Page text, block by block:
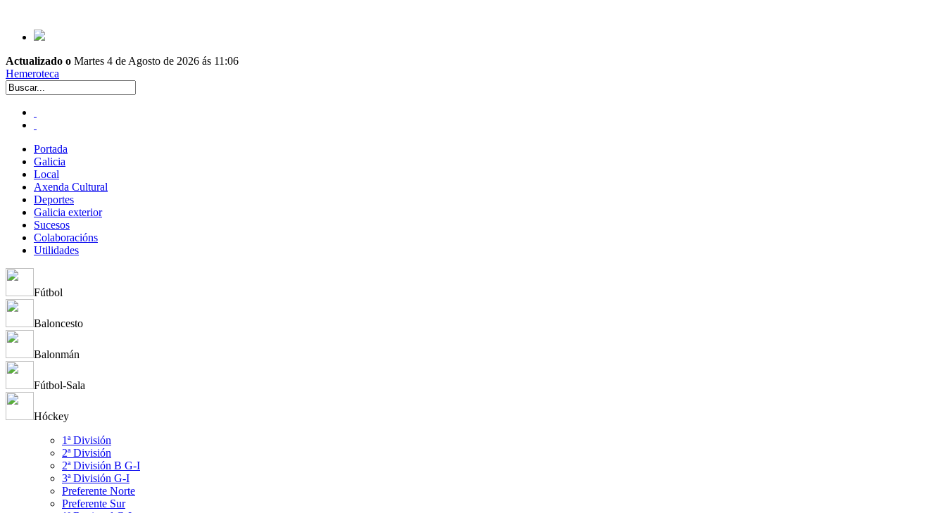
Actualizado o Martes 4 de Agosto de 2026 ás 11:06
Hemeroteca
Portada
Galicia
Local
Axenda Cultural
Deportes
Galicia exterior
Sucesos
Colaboracións
Utilidades
Fútbol
Baloncesto
Balonmán
Fútbol-Sala
Hóckey
1ª División
2ª División
2ª División B G-I
3ª División G-I
Preferente Norte
Preferente Sur